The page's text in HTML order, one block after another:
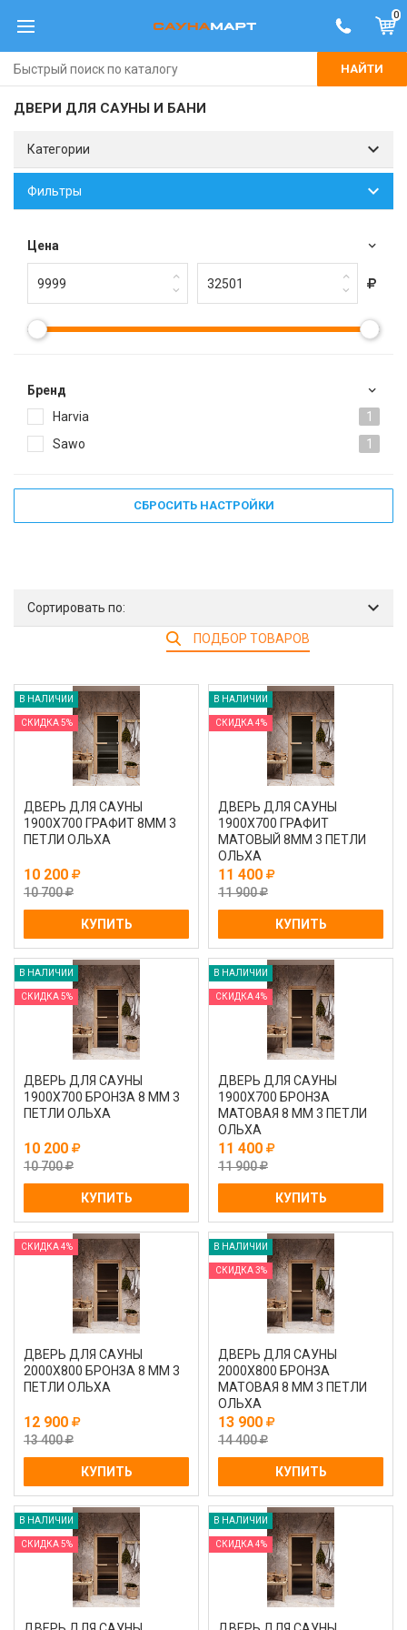
0
НАЙТИ
ДВЕРИ ДЛЯ САУНЫ И БАНИ
Категории
Фильтры
Цена
Брeнд
Harvia
1
Sawo
1
СБРОСИТЬ НАСТРОЙКИ
Сортировать по:
ПОДБОР ТОВАРОВ
В НАЛИЧИИ
СКИДКА 5%
ДВЕРЬ ДЛЯ САУНЫ
1900Х700 ГРАФИТ 8ММ 3
ПЕТЛИ ОЛЬХА
10 200
10 700
КУПИТЬ
В НАЛИЧИИ
СКИДКА 4%
ДВЕРЬ ДЛЯ САУНЫ
1900Х700 ГРАФИТ
МАТОВЫЙ 8ММ 3 ПЕТЛИ
ОЛЬХА
11 400
11 900
КУПИТЬ
В НАЛИЧИИ
СКИДКА 5%
ДВЕРЬ ДЛЯ САУНЫ
1900Х700 БРОНЗА 8 ММ 3
ПЕТЛИ ОЛЬХА
10 200
10 700
КУПИТЬ
В НАЛИЧИИ
СКИДКА 4%
ДВЕРЬ ДЛЯ САУНЫ
1900Х700 БРОНЗА
МАТОВАЯ 8 ММ 3 ПЕТЛИ
ОЛЬХА
11 400
11 900
КУПИТЬ
СКИДКА 4%
ДВЕРЬ ДЛЯ САУНЫ
2000Х800 БРОНЗА 8 ММ 3
ПЕТЛИ ОЛЬХА
12 900
13 400
КУПИТЬ
В НАЛИЧИИ
СКИДКА 3%
ДВЕРЬ ДЛЯ САУНЫ
2000Х800 БРОНЗА
МАТОВАЯ 8 ММ 3 ПЕТЛИ
ОЛЬХА
13 900
14 400
КУПИТЬ
В НАЛИЧИИ
СКИДКА 5%
В НАЛИЧИИ
СКИДКА 4%